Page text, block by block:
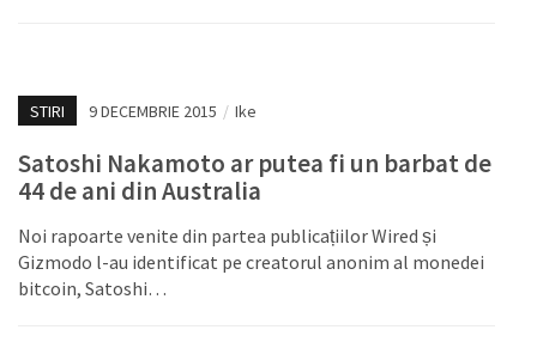
STIRI 9 DECEMBRIE 2015 / Ike
Satoshi Nakamoto ar putea fi un barbat de
44 de ani din Australia
Noi rapoarte venite din partea publicațiilor Wired și
Gizmodo l-au identificat pe creatorul anonim al monedei
bitcoin, Satoshi…